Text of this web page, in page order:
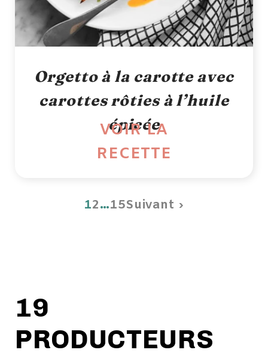
Orgetto à la carotte avec
carottes rôties à l’huile
épicée
VOIR LA
RECETTE
12…15Suivant ›
19
PRODUCTEURS